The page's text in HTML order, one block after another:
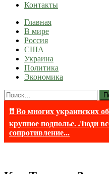
contentКонтакты
lentaruss
lentaruss — Новости
Главная
В мире
Россия
США
Украина
Политика
Экономика
Найти:
❗❗ Во многих украинских
крупное подполье. Люди
сопротивление...